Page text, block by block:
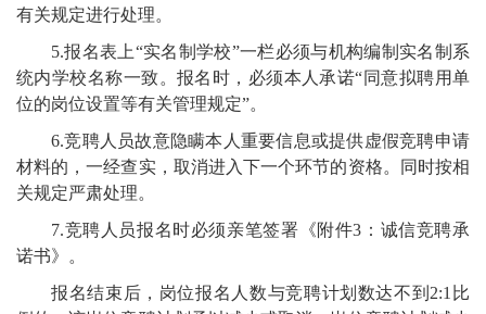
有关规定进行处理。
5.报名表上“实名制学校”一栏必须与机构编制实名制系
统内学校名称一致。报名时，必须本人承诺“同意拟聘用单
位的岗位设置等有关管理规定”。
6.竞聘人员故意隐瞒本人重要信息或提供虚假竞聘申请
材料的，一经查实，取消进入下一个环节的资格。同时按相
关规定严肃处理。
7.竞聘人员报名时必须亲笔签署《附件3：诚信竞聘承
诺书》。
报名结束后，岗位报名人数与竞聘计划数达不到2:1比